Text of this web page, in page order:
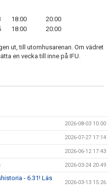
18:00
20:00
18:00 20:00
ut, till utomhusarenan. Om vädret
en vecka till inne på IFU.
2026-08-03 10:00
2026-07-27 17:14
2026-06-12 17:43
2026-03-24 20:49
- 6.31! Läs
2026-03-13 15:26